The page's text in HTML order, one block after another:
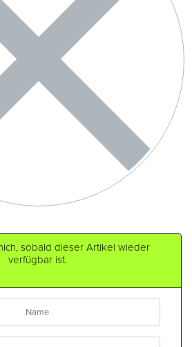
sobald dieser Artikel wieder
verfügbar ist.